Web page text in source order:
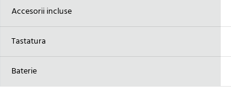
Accesorii incluse
Tastatura
Baterie